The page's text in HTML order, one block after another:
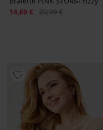
Korting
14,69 € Oorspronkelijke prijs
20,99 €